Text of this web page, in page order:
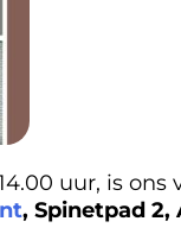
uur, is
, Spinetpad